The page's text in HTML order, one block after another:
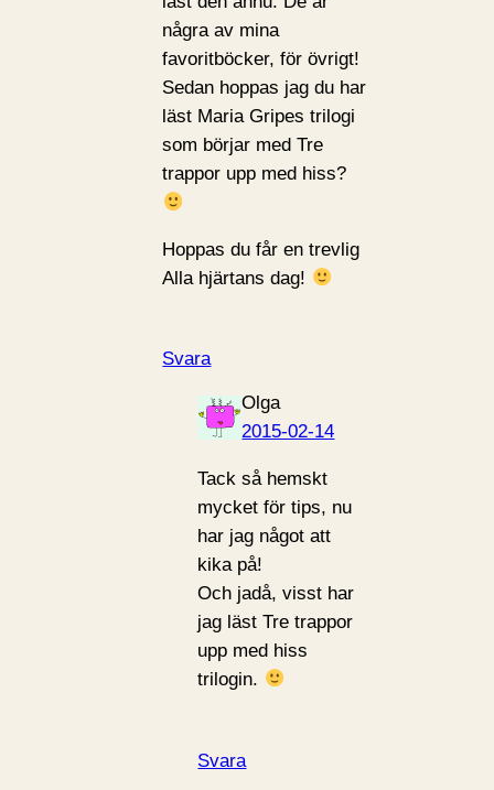
några av mina
favoritböcker, för övrigt!
Sedan hoppas jag du har
läst Maria Gripes trilogi
som börjar med Tre
trappor upp med hiss?
Hoppas du får en trevlig
Alla hjärtans dag!
Svara
Olga
2015-02-14
Tack så hemskt
mycket för tips, nu
har jag något att
kika på!
Och jadå, visst har
jag läst Tre trappor
upp med hiss
trilogin.
Svara